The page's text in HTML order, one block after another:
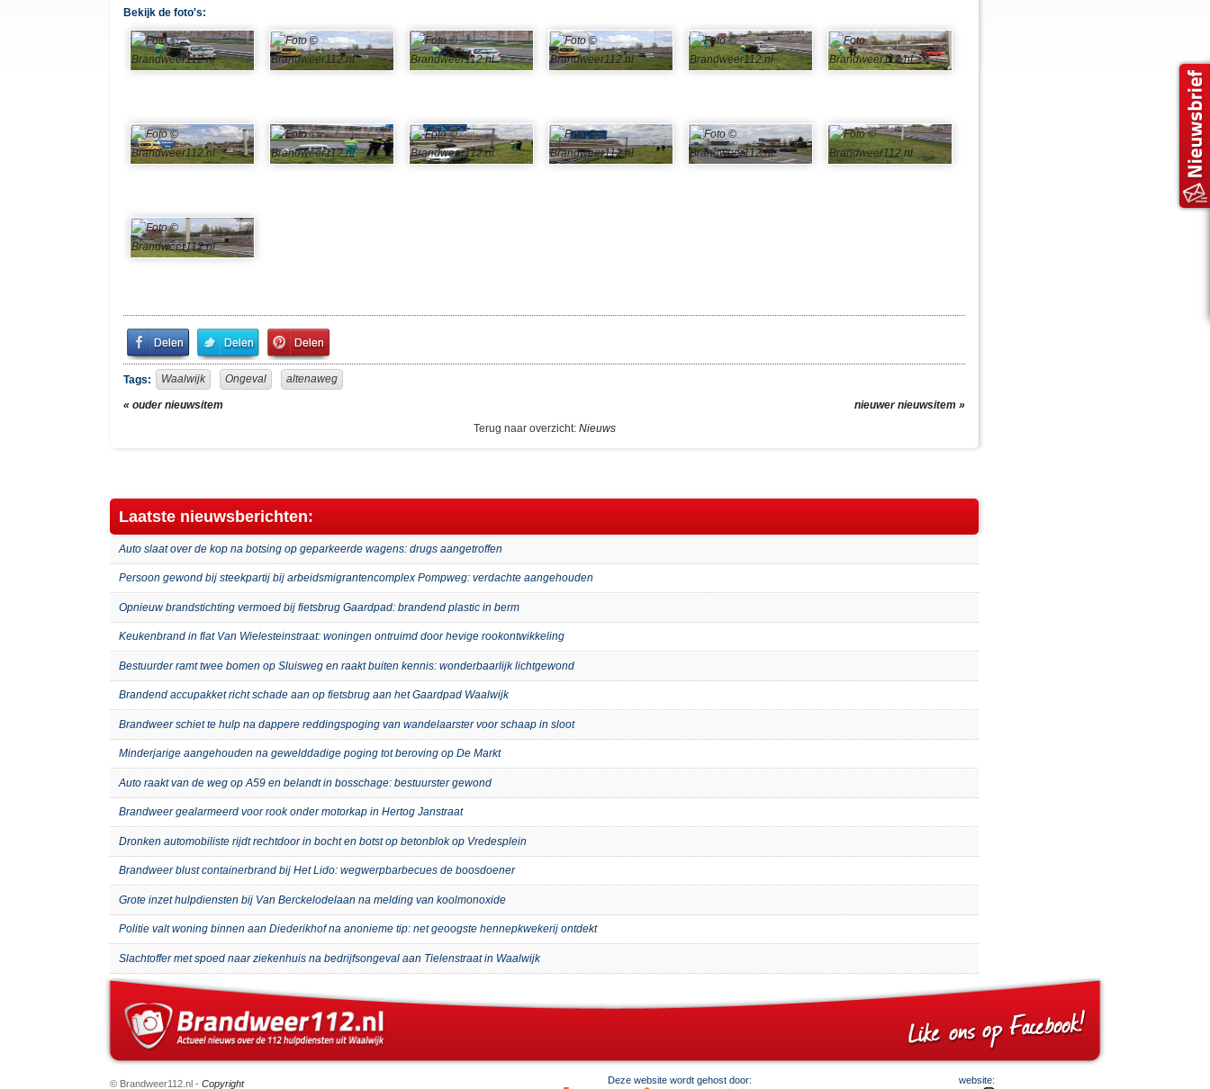
Bekijk de foto's:
Share
on
Facebook
Share
on
Twitter
Pin
It!
Tags:
Waalwijk Ongeval altenaweg
« ouder nieuwsitem
nieuwer nieuwsitem »
Terug naar overzicht: Nieuws
Laatste nieuwsberichten:
Auto slaat over de kop na botsing op geparkeerde wagens: drugs aangetroffen
Persoon gewond bij steekpartij bij arbeidsmigrantencomplex Pompweg: verdachte aangehouden
Opnieuw brandstichting vermoed bij fietsbrug Gaardpad: brandend plastic in berm
Keukenbrand in flat Van Wielesteinstraat: woningen ontruimd door hevige rookontwikkeling
Bestuurder ramt twee bomen op Sluisweg en raakt buiten kennis: wonderbaarlijk lichtgewond
Brandend accupakket richt schade aan op fietsbrug aan het Gaardpad Waalwijk
Brandweer schiet te hulp na dappere reddingspoging van wandelaarster voor schaap in sloot
Minderjarige aangehouden na gewelddadige poging tot beroving op De Markt
Auto raakt van de weg op A59 en belandt in bosschage: bestuurster gewond
Brandweer gealarmeerd voor rook onder motorkap in Hertog Janstraat
Dronken automobiliste rijdt rechtdoor in bocht en botst op betonblok op Vredesplein
Brandweer blust containerbrand bij Het Lido: wegwerpbarbecues de boosdoener
Grote inzet hulpdiensten bij Van Berckelodelaan na melding van koolmonoxide
Politie valt woning binnen aan Diederikhof na anonieme tip: net geoogste hennepkwekerij ontdekt
Slachtoffer met spoed naar ziekenhuis na bedrijfsongeval aan Tielenstraat in Waalwijk
© Brandweer112.nl - Copyright Deze website wordt gehost door: website: